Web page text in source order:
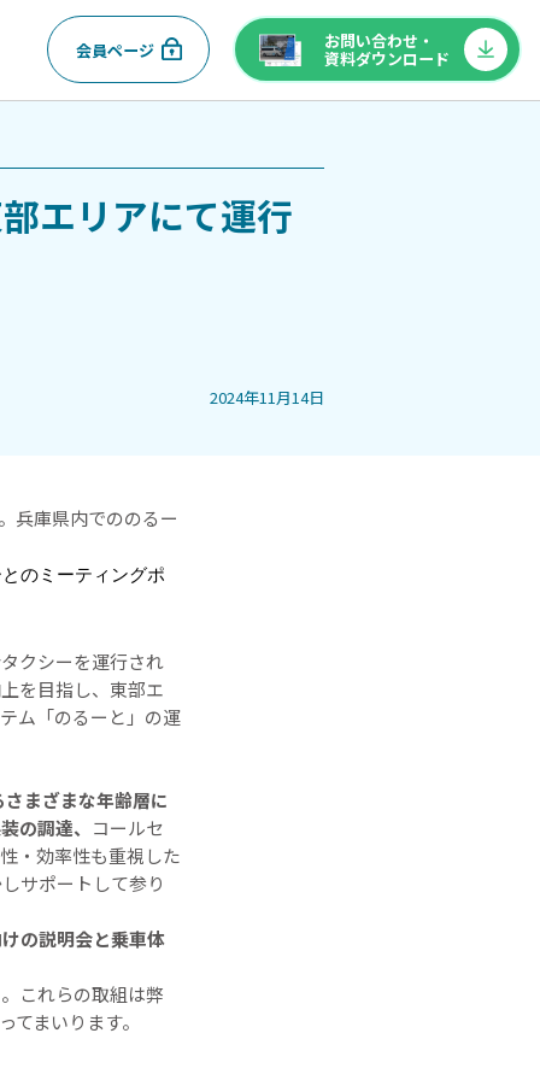
お問い合わせ・
資料ダウンロード
会員ページ
エリアにて運行
2024年11月14日
兵庫県内でののるー
のミーティングポ
クシーを運行され
を目指し、東部エ
ム「のるーと」の運
まざまな年齢層に
の調達、 コールセ
・効率性も重視した
サポートして参り
の説明会と乗車体
これらの取組は弊
まいります。